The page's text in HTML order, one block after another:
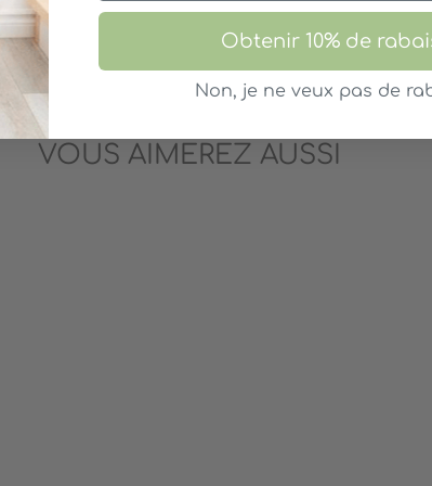
VOUS AIMEREZ AUSSI
Obtenir 10% de
Non, je ne veux pas de